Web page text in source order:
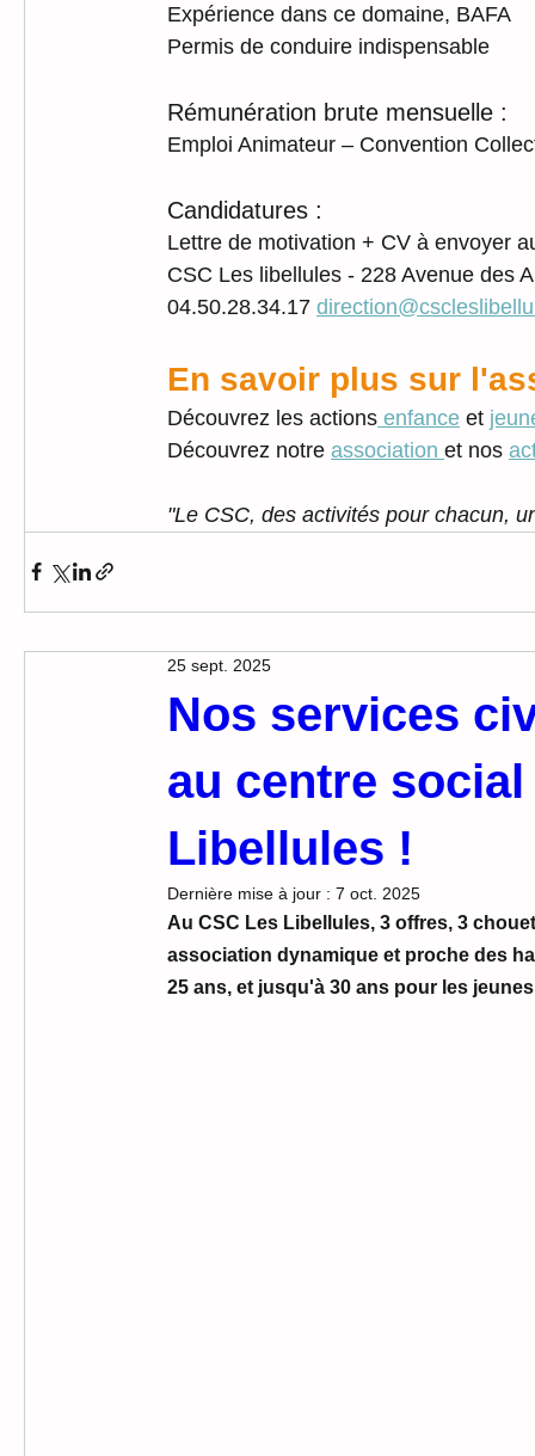
Expérience dans ce domaine, BAFA
Permis de conduire indispensable
Rémunération brute mensuelle :
Emploi Animateur – Convention
Candidatures :
Lettre de motivation + CV à envoyer
CSC Les libellules - 228 Avenue des
04.50.28.34.17
En savoir plus sur
Découvrez les actions enfance et
Découvrez notre association et nos
"Le CSC, des activités pour chacun,
Nos services
au centre
Libellules !
25 sept. 2025
Dernière mise à jour : 7 oct. 2025
Au CSC Les Libellules, 3 offres, 3
association dynamique et proche des
25 ans, et jusqu'à 30 ans pour les